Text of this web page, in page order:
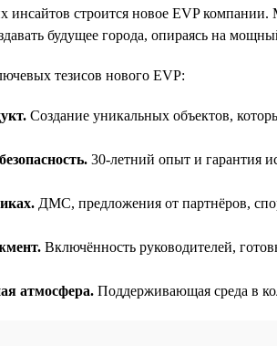
инсайтов строится новое EVP
будущее города, опираясь на
тезисов нового EVP:
Создание уникальных объектов,
30-летний опыт и гарантия
ДМС, предложения от партнёров,
Включённость руководителей,
атмосфера. Поддерживающая среда в